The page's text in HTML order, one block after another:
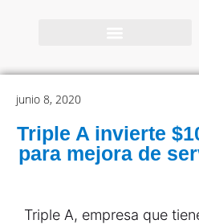
junio 8, 2020
Triple A invierte
para mejora de
Triple A, empresa que